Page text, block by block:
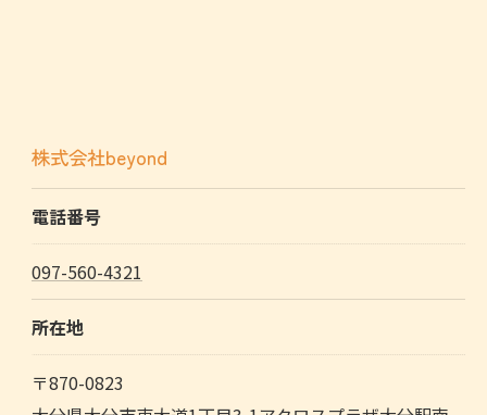
株式会社beyond
電話番号
097-560-4321
所在地
〒870-0823